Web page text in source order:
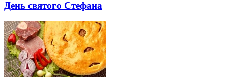
День святого Стефана